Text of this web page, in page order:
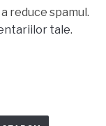
reduce spamul.
tale.